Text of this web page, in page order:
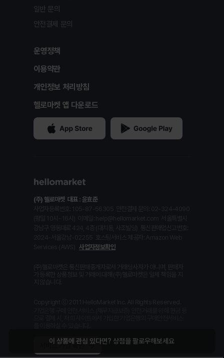
일반 문의
안전결제 문의
운영정책
이용약관
개인정보 처리방침
헬로마켓 앱 다운로드
(주) 헬로마켓 대표 : 윤효준
사업자정보확인